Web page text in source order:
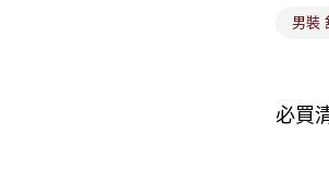
男裝
必買